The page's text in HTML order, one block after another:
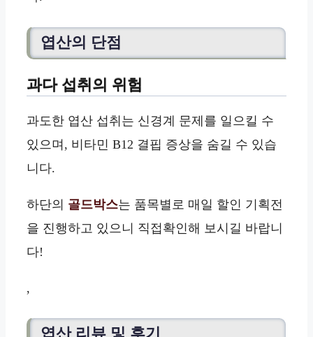
엽산의 단점
과다 섭취의 위험
과도한 엽산 섭취는 신경계 문제를 일으킬 수
있으며, 비타민 B12 결핍 증상을 숨길 수 있습
니다.
하단의 골드박스는 품목별로 매일 할인 기획전
을 진행하고 있으니 직접확인해 보시길 바랍니
다!
,
엽산 리뷰 및 후기